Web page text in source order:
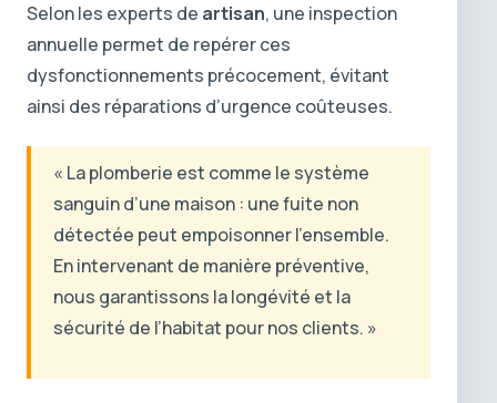
Selon les experts de artisan, une inspection
annuelle permet de repérer ces
dysfonctionnements précocement, évitant
ainsi des réparations d’urgence coûteuses.
« La plomberie est comme le système
sanguin d’une maison : une fuite non
détectée peut empoisonner l’ensemble.
En intervenant de manière préventive,
nous garantissons la longévité et la
sécurité de l’habitat pour nos clients. »